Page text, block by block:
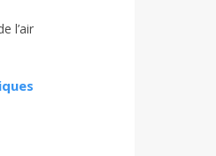
l’air